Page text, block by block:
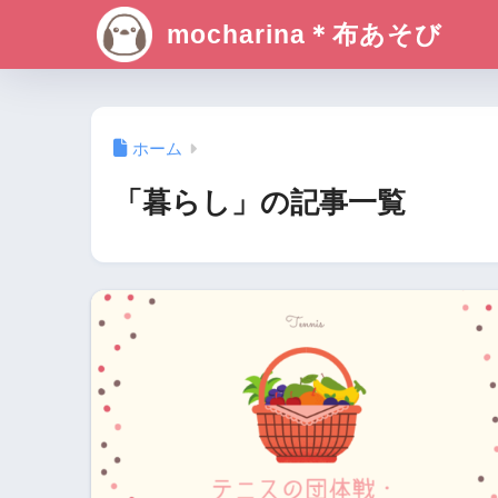
mocharina＊布あそび
ホーム
「暮らし」の記事一覧